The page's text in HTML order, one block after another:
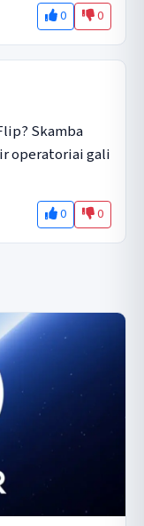
0 0
Skamba
operatoriai gali
0 0